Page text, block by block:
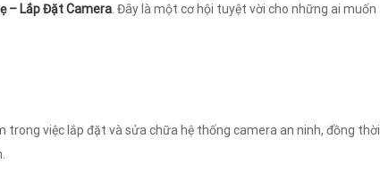
– Lắp Đặt Camera . Đây là một cơ hội tuyệt vời cho những ai muốn
trong việc lắp đặt và sửa chữa hệ thống camera an ninh, đồng thời